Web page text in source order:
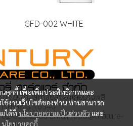
GFD-002 WHITE
นคุกกี้ เพื่อเพิ่มประสิทธิภาพและ
งานเว็บไซต์ของท่าน ท่านสามารถ
มได้ที่นโยบายความเป็นส่วนตัว และ
นโยบายคุกกี้
ที่ 9 ตำบลบางปลา อำเภอบางพลี
รปราการ 10540
090-2506 Email : info@mature-